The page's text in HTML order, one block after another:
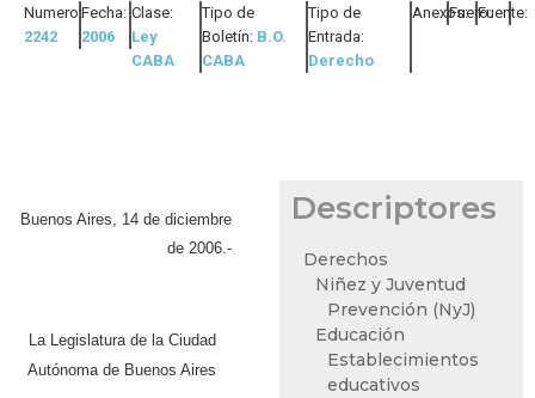
Numero:
2242
Fecha:
2006
Clase:
Ley
CABA
Tipo de
Boletín: B.O.
CABA
Tipo de
Entrada:
Derecho
Anexos:Fuero:Fuente:
Buenos Aires, 14 de diciembre
de 2006.-
La Legislatura de la Ciudad
Autónoma de Buenos Aires
Descriptores
Derechos
Niñez y Juventud
Prevención (NyJ)
Educación
Establecimientos
educativos